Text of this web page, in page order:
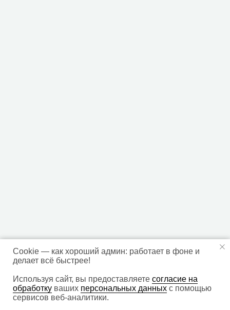
Cookie — как хороший админ: работает в фоне и
делает всё быстрее!
Используя сайт, вы предоставляете согласие на
обработку ваших персональных данных с помощью
сервисов веб-аналитики.